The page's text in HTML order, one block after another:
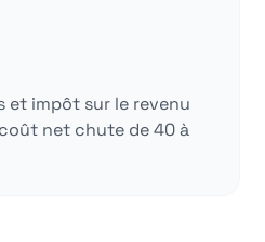
et impôt sur le revenu
net chute de 40 à